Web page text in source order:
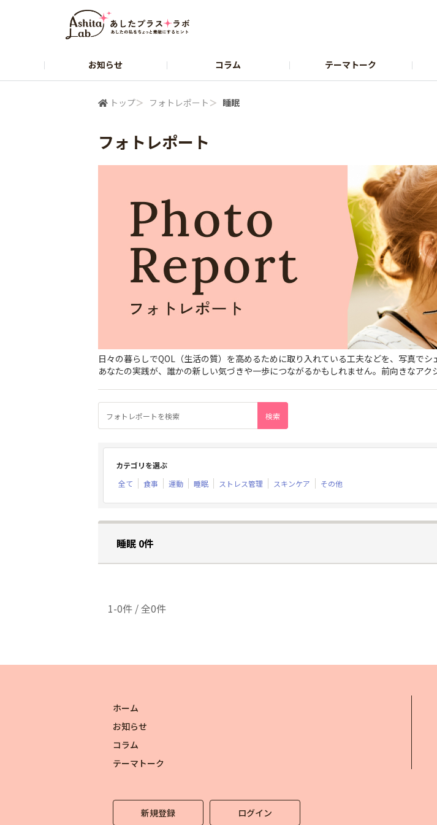
お知らせ コラム テーマトーク
トップ＞ フォトレポート ＞ 睡眠
フォトレポート
日々の暮らしでQOL（生活の質）を高めるために取り入れている工夫などを、写真でシ
あなたの実践が、誰かの新しい気づきや一歩につながるかもしれません。前向きなアク
カテゴリを選ぶ
全て
食事 運動 睡眠 ストレス管理 スキンケア その他
睡眠 0件
1-0件 / 全0件
ホーム
お知らせ
コラム
テーマトーク
新規登録 ログイン